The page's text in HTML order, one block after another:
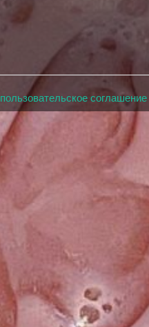
пользовательское соглашение